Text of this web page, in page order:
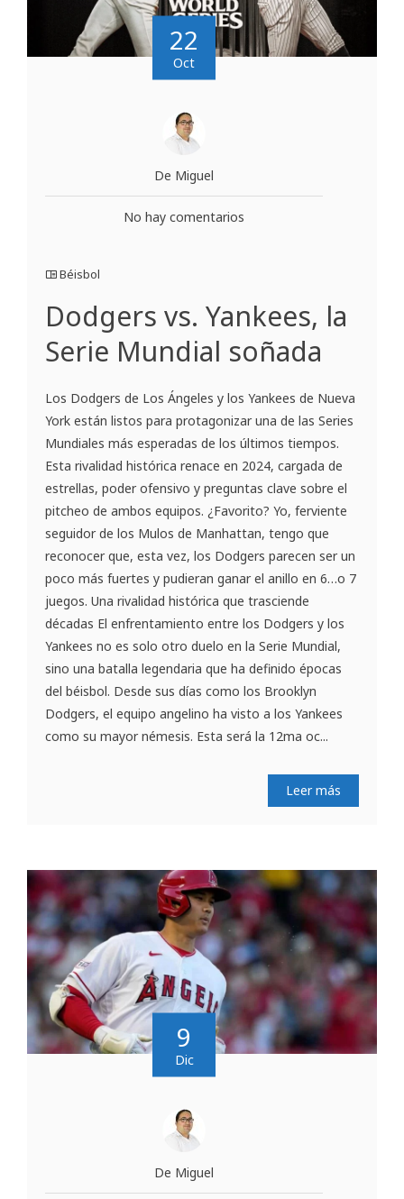
22
Oct
De Miguel
No hay comentarios
Béisbol
Dodgers vs. Yankees, la
Serie Mundial soñada
Los Dodgers de Los Ángeles y los Yankees de Nueva
York están listos para protagonizar una de las Series
Mundiales más esperadas de los últimos tiempos.
Esta rivalidad histórica renace en 2024, cargada de
estrellas, poder ofensivo y preguntas clave sobre el
pitcheo de ambos equipos. ¿Favorito? Yo, ferviente
seguidor de los Mulos de Manhattan, tengo que
reconocer que, esta vez, los Dodgers parecen ser un
poco más fuertes y pudieran ganar el anillo en 6…o 7
juegos. Una rivalidad histórica que trasciende
décadas El enfrentamiento entre los Dodgers y los
Yankees no es solo otro duelo en la Serie Mundial,
sino una batalla legendaria que ha definido épocas
del béisbol. Desde sus días como los Brooklyn
Dodgers, el equipo angelino ha visto a los Yankees
como su mayor némesis. Esta será la 12ma oc...
Leer más
9
Dic
De Miguel